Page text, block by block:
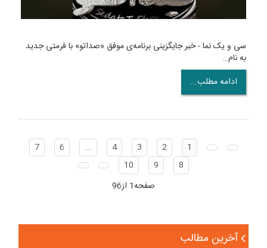
سی و یک نما - خبر جایگزینی برنامه‌ی موفق «صداتو» با فرمتی جدید
به نام…
ادامه مطلب...
1
2
3
4
...
6
7
8
9
10
صفحه1 از96
آخرین مطالب